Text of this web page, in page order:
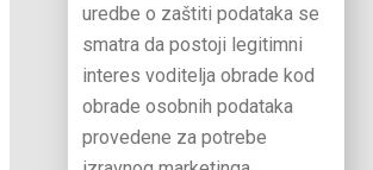
uredbe o zaštiti podataka se
smatra da postoji legitimni
interes voditelja obrade kod
obrade osobnih podataka
provedene za potrebe